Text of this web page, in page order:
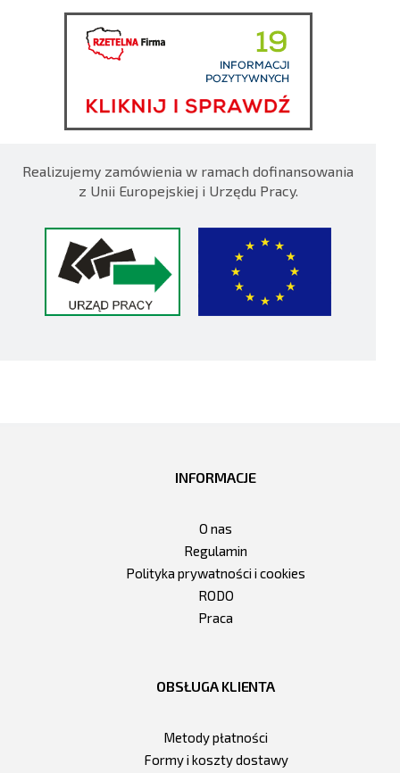
Realizujemy zamówienia w ramach dofinansowania
z Unii Europejskiej i Urzędu Pracy.
INFORMACJE
O nas
Regulamin
Polityka prywatności i cookies
RODO
Praca
OBSŁUGA KLIENTA
Metody płatności
Formy i koszty dostawy